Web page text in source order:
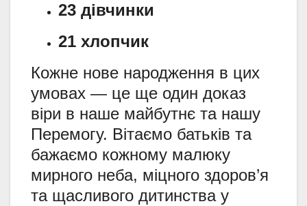
23 дівчинки
21 хлопчик
Кожне нове народження в цих
умовах — це ще один доказ
віри в наше майбутнє та нашу
Перемогу. Вітаємо батьків та
бажаємо кожному малюку
мирного неба, міцного здоров’я
та щасливого дитинства у